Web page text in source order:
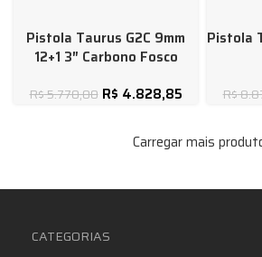
Pistola Taurus G2C 9mm
12+1 3″ Carbono Fosco
R$5.770,00 R$ 4.828,85
Pistola
R$
Carregar mais
CATEGORIAS